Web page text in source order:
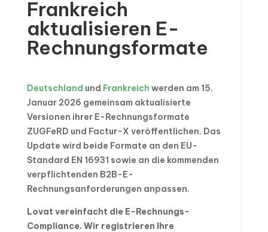
Frankreich
aktualisieren E-
Rechnungsformate
Deutschland und Frankreich werden am 15.
Januar 2026 gemeinsam aktualisierte
Versionen ihrer E-Rechnungsformate
ZUGFeRD und Factur-X veröffentlichen. Das
Update wird beide Formate an den EU-
Standard EN 16931 sowie an die kommenden
verpflichtenden B2B-E-
Rechnungsanforderungen anpassen.
Lovat vereinfacht die E-Rechnungs-
Compliance. Wir registrieren Ihre